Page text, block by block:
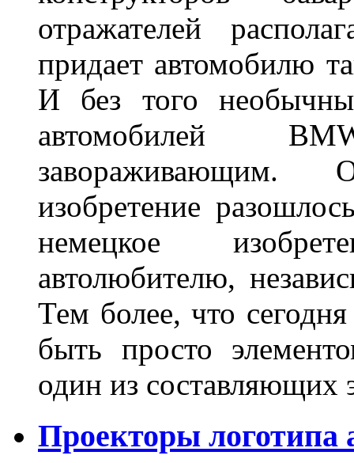
отражателей
придает автомобилю
И без того
автомобилей
завораживающим.
изобретение
немецкое
автолюбителю,
Тем более, что сегодня
быть просто
один из
Проекторы логотипа